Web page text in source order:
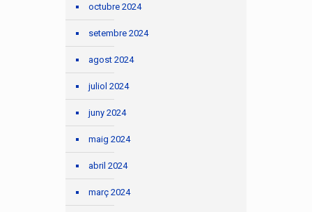
octubre 2024
setembre 2024
agost 2024
juliol 2024
juny 2024
maig 2024
abril 2024
març 2024